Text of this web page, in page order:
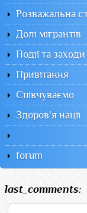
Розважальна
Долі мігрантів
Події та заходи
Привітання
Співчуваємо
Здоров'я нації
forum
last_comments: